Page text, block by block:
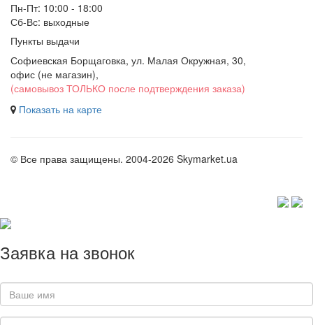
Пн-Пт: 10:00 - 18:00
Сб-Вс: выходные
Пункты выдачи
Софиевская Борщаговка, ул. Малая Окружная, 30,
офис (не магазин),
(самовывоз ТОЛЬКО после подтверждения заказа)
Показать на карте
© Все права защищены. 2004-2026 Skymarket.ua
Заявка на звонок